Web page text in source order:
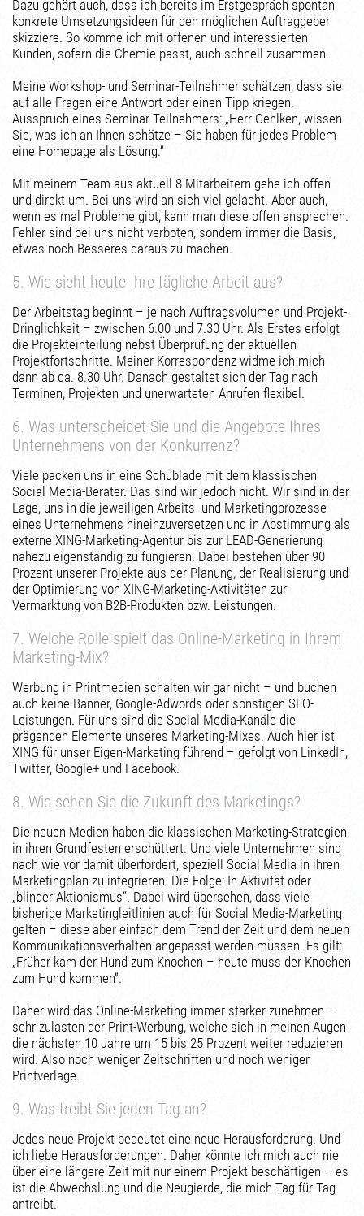
Dazu gehört auch, dass ich bereits im Erstgespräch spontan
konkrete Umsetzungsideen für den möglichen Auftraggeber
skizziere. So komme ich mit offenen und interessierten
Kunden, sofern die Chemie passt, auch schnell zusammen.
Meine Workshop- und Seminar-Teilnehmer schätzen, dass sie
auf alle Fragen eine Antwort oder einen Tipp kriegen.
Ausspruch eines Seminar-Teilnehmers: „Herr Gehlken, wissen
Sie, was ich an Ihnen schätze – Sie haben für jedes Problem
eine Homepage als Lösung.“
Mit meinem Team aus aktuell 8 Mitarbeitern gehe ich offen
und direkt um. Bei uns wird an sich viel gelacht. Aber auch,
wenn es mal Probleme gibt, kann man diese offen ansprechen.
Fehler sind bei uns nicht verboten, sondern immer die Basis,
etwas noch Besseres daraus zu machen.
5. Wie sieht heute Ihre tägliche Arbeit aus?
Der Arbeitstag beginnt – je nach Auftragsvolumen und Projekt-
Dringlichkeit – zwischen 6.00 und 7.30 Uhr. Als Erstes erfolgt
die Projekteinteilung nebst Überprüfung der aktuellen
Projektfortschritte. Meiner Korrespondenz widme ich mich
dann ab ca. 8.30 Uhr. Danach gestaltet sich der Tag nach
Terminen, Projekten und unerwarteten Anrufen flexibel.
6. Was unterscheidet Sie und die Angebote Ihres
Unternehmens von der Konkurrenz?
Viele packen uns in eine Schublade mit dem klassischen
Social Media-Berater. Das sind wir jedoch nicht. Wir sind in der
Lage, uns in die jeweiligen Arbeits- und Marketingprozesse
eines Unternehmens hineinzuversetzen und in Abstimmung als
externe XING-Marketing-Agentur bis zur LEAD-Generierung
nahezu eigenständig zu fungieren. Dabei bestehen über 90
Prozent unserer Projekte aus der Planung, der Realisierung und
der Optimierung von XING-Marketing-Aktivitäten zur
Vermarktung von B2B-Produkten bzw. Leistungen.
7. Welche Rolle spielt das Online-Marketing in Ihrem
Marketing-Mix?
Werbung in Printmedien schalten wir gar nicht – und buchen
auch keine Banner, Google-Adwords oder sonstigen SEO-
Leistungen. Für uns sind die Social Media-Kanäle die
prägenden Elemente unseres Marketing-Mixes. Auch hier ist
XING für unser Eigen-Marketing führend – gefolgt von LinkedIn,
Twitter, Google+ und Facebook.
8. Wie sehen Sie die Zukunft des Marketings?
Die neuen Medien haben die klassischen Marketing-Strategien
in ihren Grundfesten erschüttert. Und viele Unternehmen sind
nach wie vor damit überfordert, speziell Social Media in ihren
Marketingplan zu integrieren. Die Folge: In-Aktivität oder
„blinder Aktionismus“. Dabei wird übersehen, dass viele
bisherige Marketingleitlinien auch für Social Media-Marketing
gelten – diese aber einfach dem Trend der Zeit und dem neuen
Kommunikationsverhalten angepasst werden müssen. Es gilt:
„Früher kam der Hund zum Knochen – heute muss der Knochen
zum Hund kommen“.
Daher wird das Online-Marketing immer stärker zunehmen –
sehr zulasten der Print-Werbung, welche sich in meinen Augen
die nächsten 10 Jahre um 15 bis 25 Prozent weiter reduzieren
wird. Also noch weniger Zeitschriften und noch weniger
Printverlage.
9. Was treibt Sie jeden Tag an?
Jedes neue Projekt bedeutet eine neue Herausforderung. Und
ich liebe Herausforderungen. Daher könnte ich mich auch nie
über eine längere Zeit mit nur einem Projekt beschäftigen – es
ist die Abwechslung und die Neugierde, die mich Tag für Tag
antreibt.